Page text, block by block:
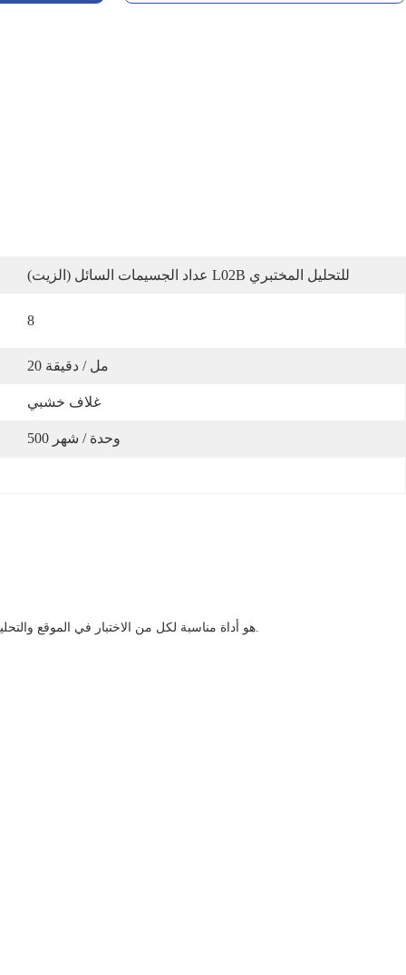
عداد الجسيمات السائل (الزيت) L02B للتحليل المختبري
8
20 مل / دقيقة
غلاف خشبي
500 وحدة / شهر
عداد الجسيمات السائلة (الزيتية) المحمول L02B هو أداة مناسبة لكل من الاختبار في الموقع والتحليل المعملي.يستخدم الجهاز مبدأ الضوء لتقييم حجم وكمية من الملوثات الجزيئات الصغيرة في الوسائط السائلة.